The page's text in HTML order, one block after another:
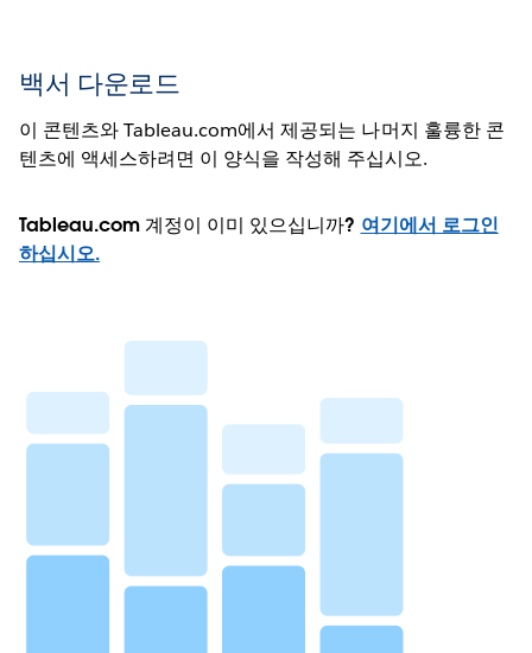
백서 다운로드
이 콘텐츠와 Tableau.com에서 제공되는 나머지 훌륭한 콘
텐츠에 액세스하려면 이 양식을 작성해 주십시오.
Tableau.com 계정이 이미 있으십니까? 여기에서 로그인
하십시오.